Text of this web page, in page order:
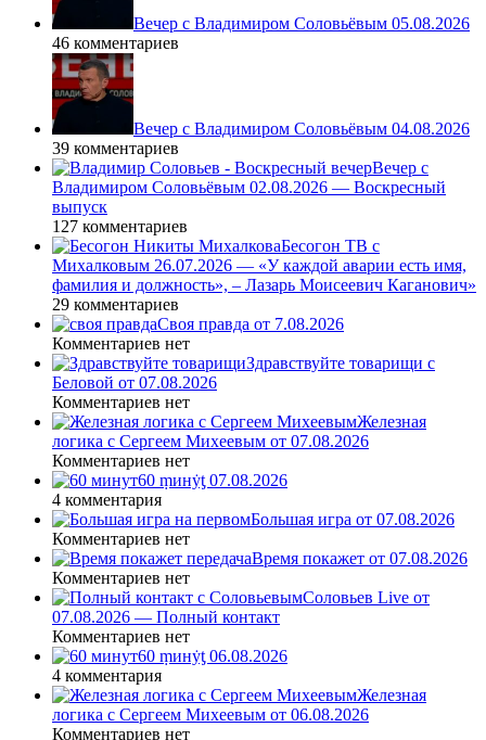
Вечер с Владимиром Соловьёвым 05.08.2026
46 комментариев
Вечер с Владимиром Соловьёвым 04.08.2026
39 комментариев
Вечер с
Владимиром Соловьёвым 02.08.2026 — Воскресный
выпуск
127 комментариев
Бесогон ТВ с
Михалковым 26.07.2026 — «У каждой аварии есть имя,
фамилия и должность», – Лазарь Моисеевич Каганович»
29 комментариев
Своя правда от 7.08.2026
Комментариев нет
Здравствуйте товарищи с
Беловой от 07.08.2026
Комментариев нет
Железная
логика с Сергеем Михеевым от 07.08.2026
Комментариев нет
60 ṃинẏƫ 07.08.2026
4 комментария
Большая игра от 07.08.2026
Комментариев нет
Время покажет от 07.08.2026
Комментариев нет
Соловьев Live от
07.08.2026 — Полный контакт
Комментариев нет
60 ṃинẏƫ 06.08.2026
4 комментария
Железная
логика с Сергеем Михеевым от 06.08.2026
Комментариев нет